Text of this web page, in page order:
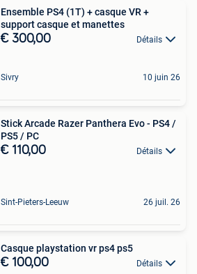
Ensemble PS4 (1T) + casque VR +
support casque et manettes
€ 300,00 Détails
Sivry 10 juin 26
Stick Arcade Razer Panthera Evo - PS4 /
PS5 / PC
€ 110,00 Détails
Sint-Pieters-Leeuw 26 juil. 26
Casque playstation vr ps4 ps5
€ 100,00 Détails